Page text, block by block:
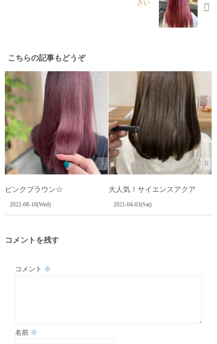
さい︎ ⁡ ︎
こちらの記事もどうぞ
0
ピンクブラウン☆
2022-08-10(Wed)
0
大人気！サイエンスアクア
2021-04-03(Sat)
コメントを残す
コメント ※
名前 ※